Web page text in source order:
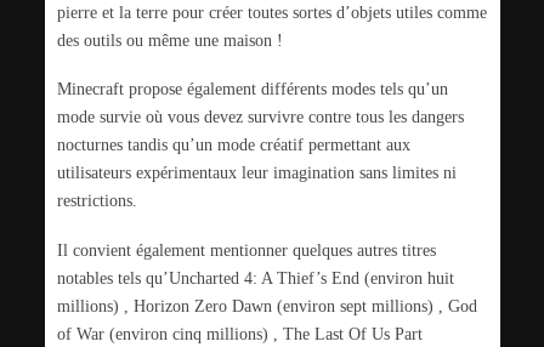
pierre et la terre pour créer toutes sortes d’objets utiles comme
des outils ou même une maison !
Minecraft propose également différents modes tels qu’un
mode survie où vous devez survivre contre tous les dangers
nocturnes tandis qu’un mode créatif permettant aux
utilisateurs expérimentaux leur imagination sans limites ni
restrictions.
Il convient également mentionner quelques autres titres
notables tels qu’Uncharted 4: A Thief’s End (environ huit
millions) , Horizon Zero Dawn (environ sept millions) , God
of War (environ cinq millions) , The Last Of Us Part